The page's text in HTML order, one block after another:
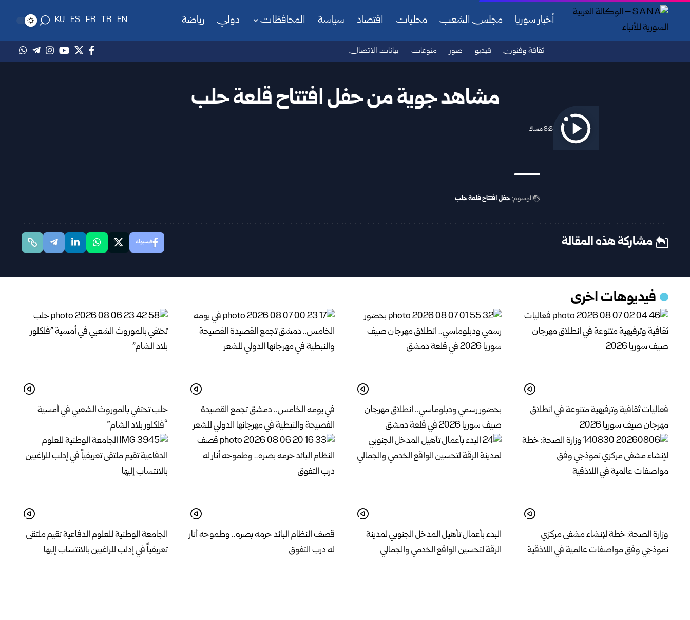
أخبار سوريا مجلس الشعب محليات اقتصاد سياسة المحافظات دولي رياضة EN
TR
FR
ES
KU
ثقافة وفنون فيديو صور منوعات بيانات الاتصال
مشاهد جوية من حفل افتتاح قلعة حلب
2025/09/27 8:25 مساءً
الوسوم:حفل افتتاح قلعة حلب
مشاركة هذه المقالة فيسبوك
فيديوهات اخرى
فعاليات ثقافية وترفيهية متنوعة في انطلاق
مهرجان صيف سوريا 2026
بحضور رسمي ودبلوماسي.. انطلاق مهرجان
صيف سوريا 2026 في قلعة دمشق
في يومه الخامس.. دمشق تجمع القصيدة
الفصيحة والنبطية في مهرجانها الدولي للشعر
حلب تحتفي بالموروث الشعبي في أمسية
“فلكلور بلاد الشام”
وزارة الصحة: خطة لإنشاء مشفى مركزي
نموذجي وفق مواصفات عالمية في اللاذقية
البدء بأعمال تأهيل المدخل الجنوبي لمدينة
الرقة لتحسين الواقع الخدمي والجمالي
قصف النظام البائد حرمه بصره.. وطموحه أنار
له درب التفوق
الجامعة الوطنية للعلوم الدفاعية تقيم ملتقى
تعريفياً في إدلب للراغبين بالانتساب إليها